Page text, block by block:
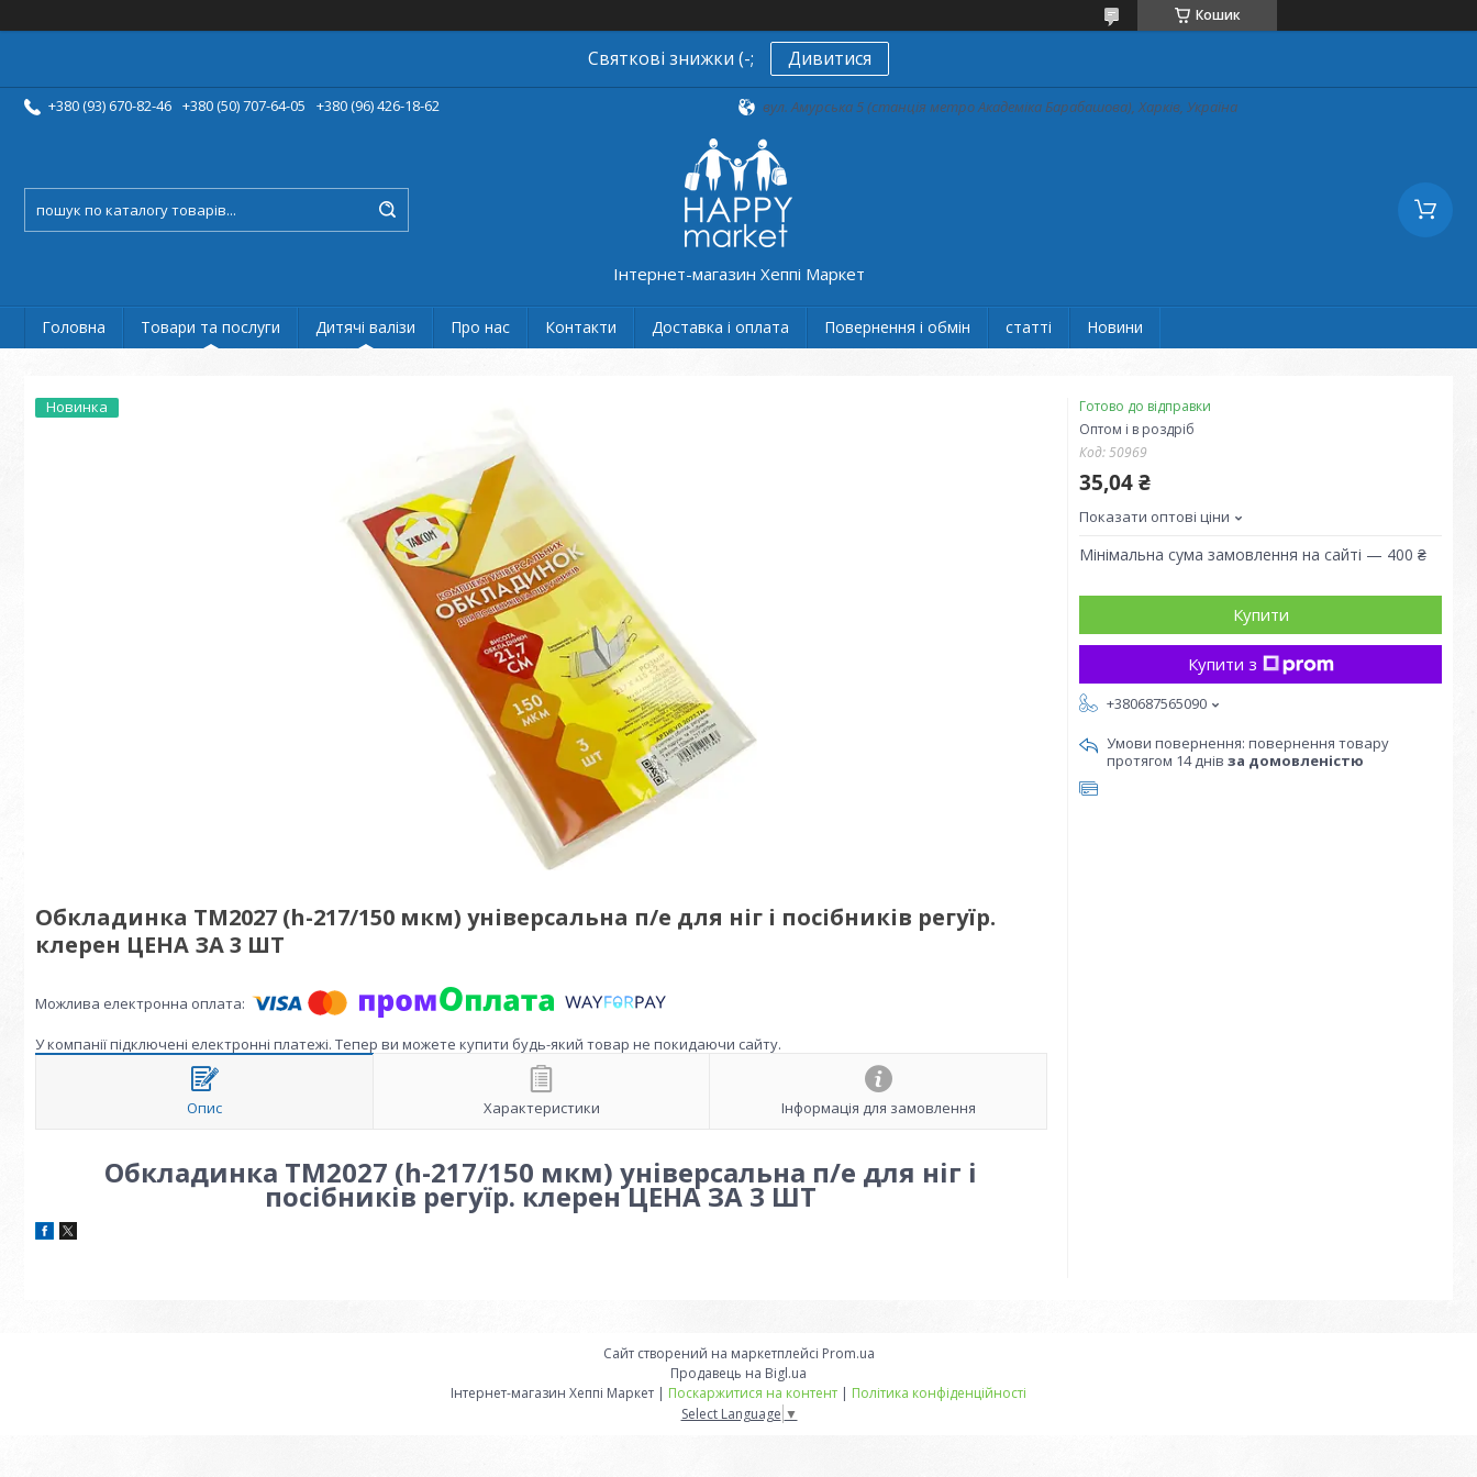
Кошик
Святкові знижки (-; Дивитися
+380 (93) 670-82-46 +380 (50) 707-64-05 +380 (96) 426-18-62 вул. Амурська 5 (станція метро Академіка Барабашова), Харків, Україна
Інтернет-магазин Хеппі Маркет
Головна Товари та послуги Дитячі валізи Про нас Контакти Доставка і оплата Повернення і обмін статті Новини
Новинка
Обкладинка ТМ2027 (h-217/150 мкм) універсальна п/е для ніг і посібників регуїр.
клерен ЦЕНА ЗА 3 ШТ
У компанії підключені електронні платежі. Тепер ви можете купити будь-який товар не покидаючи сайту.
Опис Характеристики Інформація для замовлення
Обкладинка ТМ2027 (h-217/150 мкм) універсальна п/е для ніг і
посібників регуїр. клерен ЦЕНА ЗА 3 ШТ
Готово до відправки
Оптом і в роздріб
Код:50969
35,04 ₴
Показати оптові ціни
Мінімальна сума замовлення на сайті — 400 ₴
Купити
Купити з
+380687565090
повернення товару
протягом 14 днів за домовленістю
Сайт створений на маркетплейсі Prom.ua
Продавець на Bigl.ua
Інтернет-магазин Хеппі Маркет | Поскаржитися на контент | Політика конфіденційності
Select Language ▼